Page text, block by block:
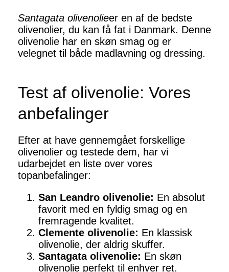
Santagata olivenolieer en af de bedste
olivenolier, du kan få fat i Danmark. Denne
olivenolie har en skøn smag og er
velegnet til både madlavning og dressing.
Test af olivenolie: Vores
anbefalinger
Efter at have gennemgået forskellige
olivenolier og testede dem, har vi
udarbejdet en liste over vores
topanbefalinger:
San Leandro olivenolie: En absolut
favorit med en fyldig smag og en
fremragende kvalitet.
Clemente olivenolie: En klassisk
olivenolie, der aldrig skuffer.
Santagata olivenolie: En skøn
olivenolie perfekt til enhver ret.